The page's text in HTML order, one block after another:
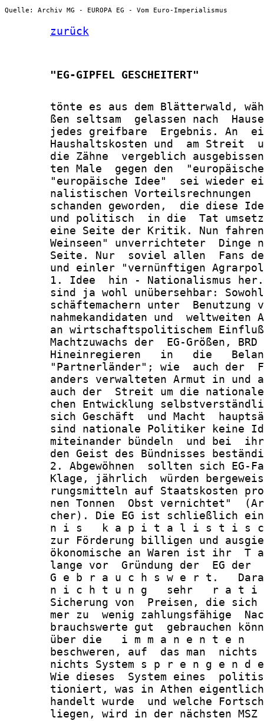
Quelle: Archiv MG - EUROPA EG - Vom Euro-Imperialismus
zurück
       "EG-GIPFEL GESCHEITERT"
tönte es aus dem Blätterwald,
ßen seltsam  gelassen nach
jedes greifbare  Ergebnis. An
Haushaltskosten und  am Streit
die Zähne  vergeblich
ten Male  gegen den
"europäische Idee"  sei wieder
nalistischen Vorteilsrechnungen
schanden geworden,  die diese
und politisch  in die  Tat
eine Seite der Kritik. Nun
Weinseen" unverrichteter  Dinge
Seite. Nur  soviel allen  Fans
und einler "vernünftigen
1. Idee  hin - Nationalismus
sind ja wohl unübersehbar:
schäftemachern unter  Benutzung
nahmekandidaten und  weltweiten
an wirtschaftspolitischem
Machtzuwachs der  EG-Größen,
Hineinregieren   in   die
"Partnerländer"; wie  auch der
anders verwalteten Armut in und
auch der  Streit um die
chen Entwicklung
sich Geschäft  und Macht
sind nationale Politiker keine
miteinander bündeln  und bei
den Geist des Bündnisses
2. Abgewöhnen  sollten sich EG-
Klage, jährlich  würden
rungsmitteln auf Staatskosten
nen Tonnen  Obst vernichtet"
cher). Die EG ist schließlich
n i s   k a p i t a l i s t i s
zur Förderung billigen und
ökonomische an Waren ist ihr  T
lange vor  Gründung der  EG der
G e b r a u c h s w e r t.
n i c h t u n g   sehr   r a t
Sicherung von  Preisen, die
mer zu  wenig zahlungsfähige
brauchswerte gut  gebrauchen
über die   i m m a n e n t e n
beschweren, auf  das man
nichts System s p r e n g e n d
Wie dieses  System eines
tioniert, was in Athen
handelt wurde  und welche
liegen, wird in der nächsten MSZ